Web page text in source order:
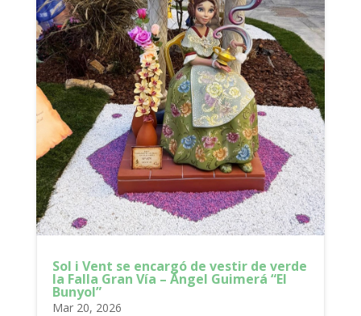
Sol i Vent se encargó de vestir de verde
la Falla Gran Vía – Ángel Guimerá “El
Bunyol”
Mar 20, 2026